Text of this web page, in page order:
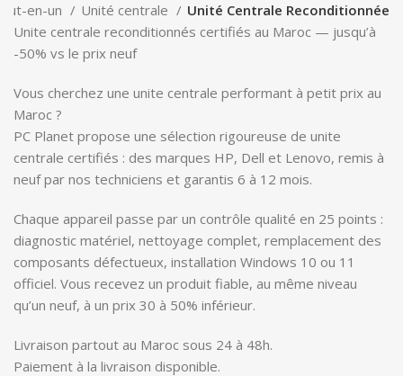
en-un Unité centrale
Unité Centrale Reconditionnée
Unite centrale reconditionnés certifiés au Maroc — jusqu’à
-50% vs le prix neuf
Vous cherchez une unite centrale performant à petit prix au
Maroc ?
PC Planet propose une sélection rigoureuse de unite
centrale certifiés : des marques HP, Dell et Lenovo, remis à
neuf par nos techniciens et garantis 6 à 12 mois.
Chaque appareil passe par un contrôle qualité en 25 points :
diagnostic matériel, nettoyage complet, remplacement des
composants défectueux, installation Windows 10 ou 11
officiel. Vous recevez un produit fiable, au même niveau
qu’un neuf, à un prix 30 à 50% inférieur.
Livraison partout au Maroc sous 24 à 48h.
Paiement à la livraison disponible.